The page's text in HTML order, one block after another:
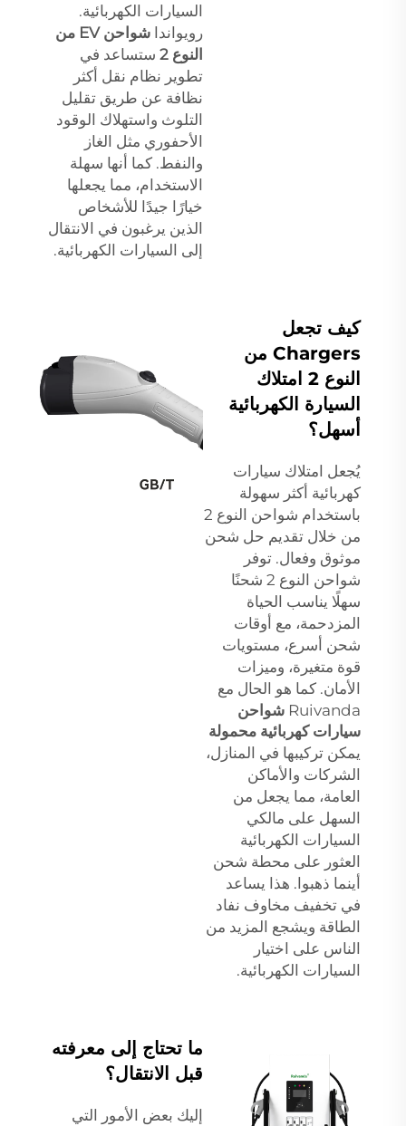
السيارات الكهربائية.
رويواندا
شواحن EV من
النوع 2
ستساعد في
تطوير نظام نقل أكثر
نظافة عن طريق تقليل
التلوث واستهلاك الوقود
الأحفوري مثل الغاز
والنفط. كما أنها سهلة
الاستخدام، مما يجعلها
خيارًا جيدًا للأشخاص
الذين يرغبون في الانتقال
إلى السيارات الكهربائية.
كيف تجعل
Chargers من
النوع 2 امتلاك
السيارة الكهربائية
أسهل؟
يُجعل امتلاك سيارات
كهربائية أكثر سهولة
باستخدام شواحن النوع 2
من خلال تقديم حل شحن
موثوق وفعال. توفر
شواحن النوع 2 شحنًا
سهلًا يناسب الحياة
المزدحمة، مع أوقات
شحن أسرع، مستويات
قوة متغيرة، وميزات
الأمان. كما هو الحال مع
Ruivanda شواحن
سيارات كهربائية محمولة
يمكن تركيبها في المنازل،
الشركات والأماكن
العامة، مما يجعل من
السهل على مالكي
السيارات الكهربائية
العثور على محطة شحن
أينما ذهبوا. هذا يساعد
في تخفيف مخاوف نفاد
الطاقة ويشجع المزيد من
الناس على اختيار
السيارات الكهربائية.
ما تحتاج إلى معرفته
قبل الانتقال؟
إليك بعض الأمور التي